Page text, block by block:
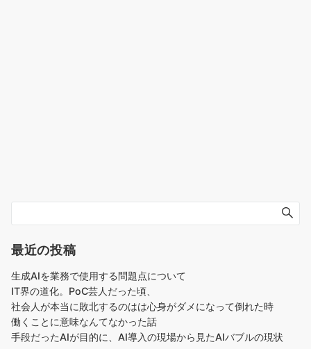
最近の投稿
生成AIを業務で使用する問題点について
IT界の道化。PoC芸人だった頃、
社会人が本当に敗北するのはは心身がダメになって倒れた時
働くことに意味なんてなかった話
手段だったAIが目的に、AI導入の現場から見たAIバブルの現状